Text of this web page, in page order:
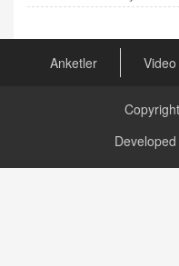
Anketler